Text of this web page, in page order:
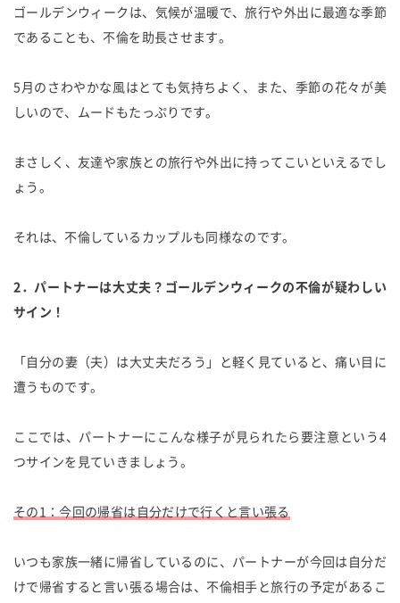
ゴールデンウィークは、気候が温暖で、旅行や外出に最適な季節
であることも、不倫を助長させます。
5月のさわやかな風はとても気持ちよく、また、季節の花々が美
しいので、ムードもたっぷりです。
まさしく、友達や家族との旅行や外出に持ってこいといえるでし
ょう。
それは、不倫しているカップルも同様なのです。
2．パートナーは大丈夫？ゴールデンウィークの不倫が疑わしい
サイン！
「自分の妻（夫）は大丈夫だろう」と軽く見ていると、痛い目に
遭うものです。
ここでは、パートナーにこんな様子が見られたら要注意という4
つサインを見ていきましょう。
その1：今回の帰省は自分だけで行くと言い張る
いつも家族一緒に帰省しているのに、パートナーが今回は自分だ
けで帰省すると言い張る場合は、不倫相手と旅行の予定があるこ